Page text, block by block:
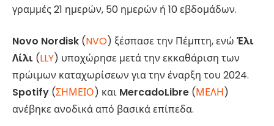
γραμμές 21 ημερών, 50 ημερών ή 10 εβδομάδων.
Novo Nordisk (NVO) ξέσπασε την Πέμπτη, ενώ Έλι
Λίλι (LLY) υποχώρησε μετά την εκκαθάριση των
πρώιμων καταχωρίσεων για την έναρξη του 2024.
Spotify (ΣΗΜΕΙΟ) και MercadoLibre (ΜΕΛΗ)
ανέβηκε ανοδικά από βασικά επίπεδα.